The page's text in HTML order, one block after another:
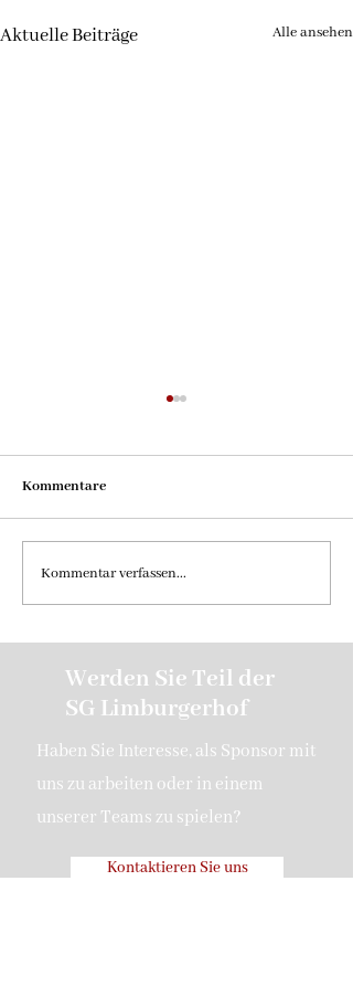
Aktuelle Beiträge Alle ansehen
Kommentare
Kommentar verfassen...
Werden Sie Teil der
SG Limburgerhof
Haben Sie Interesse, als Sponsor mit
uns zu arbeiten oder in einem
unserer Teams zu spielen?
Kontaktieren Sie uns